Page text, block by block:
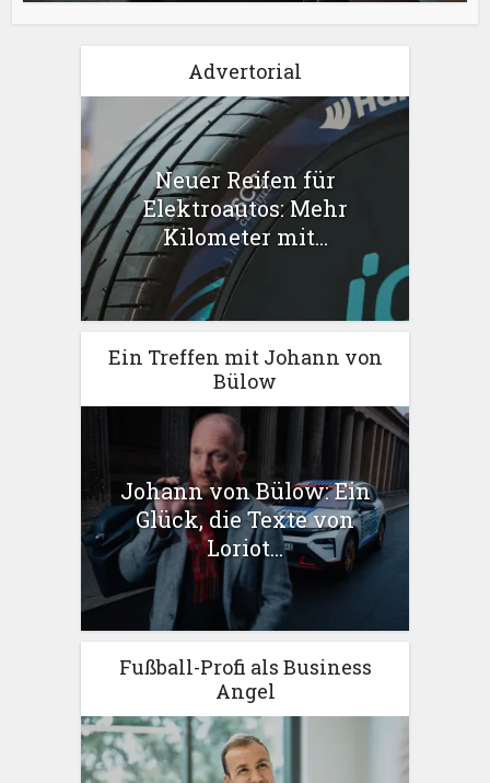
Advertorial
Neuer Reifen für
Elektroautos: Mehr
Kilometer mit...
Ein Treffen mit Johann von
Bülow
Johann von Bülow: Ein
Glück, die Texte von
Loriot...
Fußball-Profi als Business
Angel